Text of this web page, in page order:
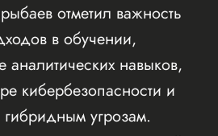
отметил важность
в обучении,
аналитических навыков,
кибербезопасности и
гибридным угрозам.